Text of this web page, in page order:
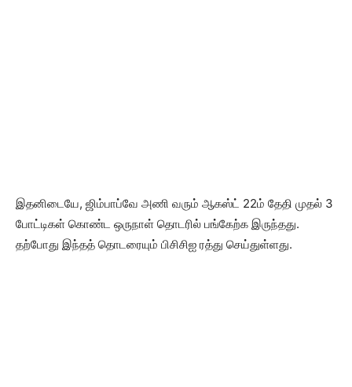
இதனிடையே, ஜிம்பாப்வே அணி வரும் ஆகஸ்ட் 22ம் தேதி முதல் 3
போட்டிகள் கொண்ட ஒருநாள் தொடரில் பங்கேற்க இருந்தது.
தற்போது இந்தத் தொடரையும் பிசிசிஐ ரத்து செய்துள்ளது.